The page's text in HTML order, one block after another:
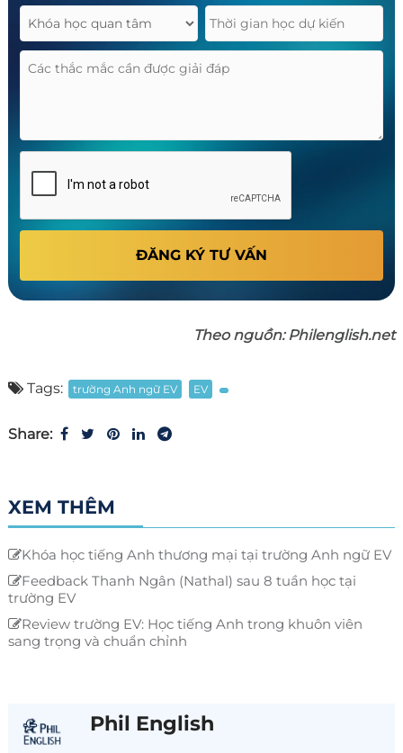
ĐĂNG KÝ TƯ VẤN
Theo nguồn: Philenglish.net
Tags: trường Anh ngữ EV EV
Share:
XEM THÊM
Khóa học tiếng Anh thương mại tại trường Anh ngữ EV
Feedback Thanh Ngân (Nathal) sau 8 tuần học tại
trường EV
Review trường EV: Học tiếng Anh trong khuôn viên
sang trọng và chuẩn chỉnh
Phil English